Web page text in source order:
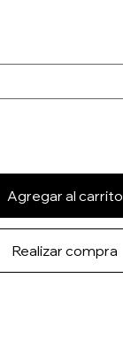
Agregar al carrito
Realizar compra